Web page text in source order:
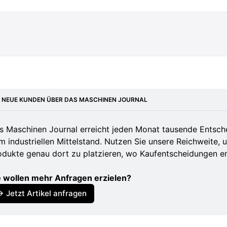
news/2026/02-02-eu-
dpa/industrie-eu-kommissar-will-
made-in-europe-eu-
europaeischer-unternehmen-100.html
news/europa/euindustriekommissar-fordert-
NEUE KUNDEN ÜBER DAS MASCHINEN JOURNAL
Maschinen Journal erreicht jeden Monat tausende
industriellen Mittelstand. Nutzen Sie unsere Reichweite,
genau dort zu platzieren, wo Kaufentscheidungen
wollen mehr Anfragen erzielen?
Jetzt Artikel anfragen